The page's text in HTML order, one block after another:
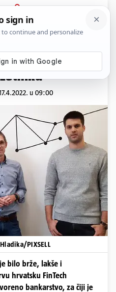
PRIJAVA
sadržaj
olakšava
u 09:00
PIXSELL
bilo brže, lakše i
hrvatsku FinTech
bankarstvo, za čiji je